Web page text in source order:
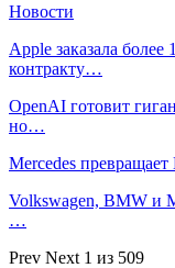
Новости
Apple заказала
контракту…
OpenAI готовит
но…
Mercedes
Volkswagen, BMW и
…
Prev Next 1 из 509